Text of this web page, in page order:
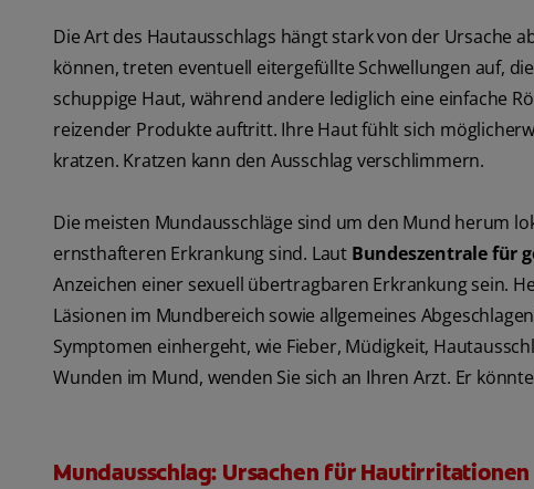
Die Art des Hautausschlags hängt stark von der Ursache
können, treten eventuell eitergefüllte Schwellungen auf,
schuppige Haut, während andere lediglich eine einfache
reizender Produkte auftritt. Ihre Haut fühlt sich
kratzen. Kratzen kann den Ausschlag verschlimmern.
Die meisten Mundausschläge sind um den Mund herum
ernsthafteren Erkrankung sind. Laut Bundeszentrale für
Anzeichen einer sexuell übertragbaren Erkrankung sein.
Läsionen im Mundbereich sowie allgemeines
Symptomen einhergeht, wie Fieber, Müdigkeit,
Wunden im Mund, wenden Sie sich an Ihren Arzt. Er
Mundausschlag: Ursachen für Hautirritationen